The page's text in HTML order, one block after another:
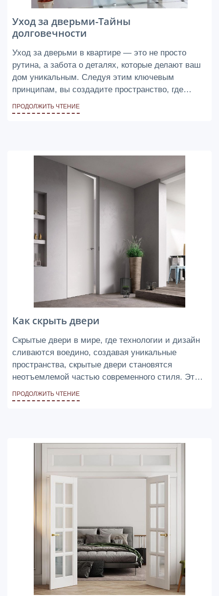
Уход за дверьми-Тайны
долговечности
Уход за дверьми в квартире — это не просто
рутина, а забота о деталях, которые делают ваш
дом уникальным. Следуя этим ключевым
принципам, вы создадите пространство, где
двери будут не просто проходом, а важным
элементом вашего стиля и комфорта.
ПРОДОЛЖИТЬ ЧТЕНИЕ
Как скрыть двери
Скрытые двери в мире, где технологии и дизайн
сливаются воедино, создавая уникальные
пространства, скрытые двери становятся
неотъемлемой частью современного стиля. Эти
таинственные проходы, словно порталы в другие
измерения, не только добавляют элемент
ПРОДОЛЖИТЬ ЧТЕНИЕ